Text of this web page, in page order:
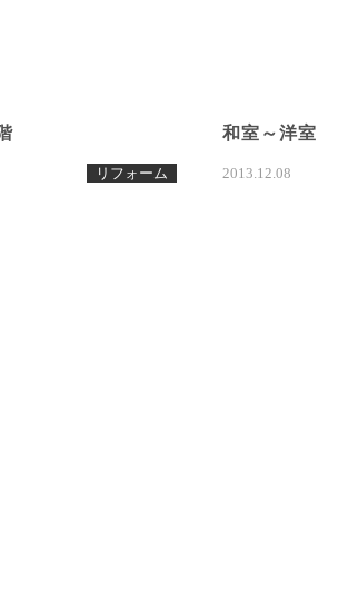
リフォーム
和室～洋室
2013.12.08